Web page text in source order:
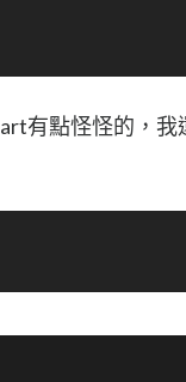
有點怪怪的，